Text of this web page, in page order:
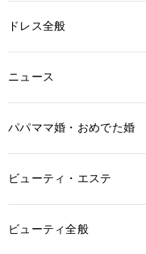
ドレス全般
ニュース
パパママ婚・おめでた婚
ビューティ・エステ
ビューティ全般